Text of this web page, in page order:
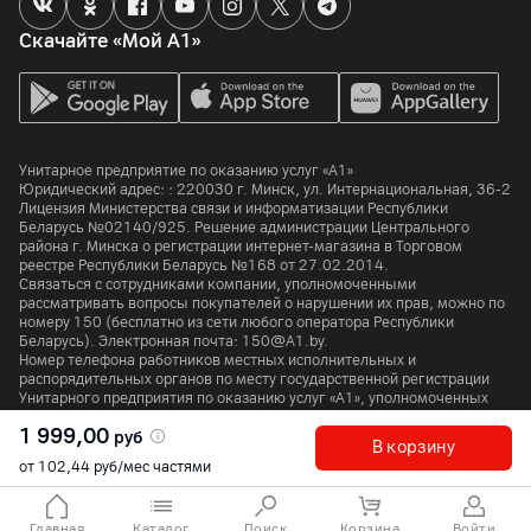
1 999,00 руб
от 102,44 руб/мес частями
В корзину
Количество ядер
5
Графический ускоритель
4‑ядерный графический процессор
2 ядра производительности, 3 ядра эффективности;
16‑ядерная система Neural Engine
Аккумулятор
Тип аккумулятора
Li-pol
Емкость аккумулятора
28.93мАч
Корпус
Цвет
Скачайте «Мой А1»
Унитарное предприятие по оказанию услуг «А1»
Юридический адрес: : 220030 г. Минск, ул. Интернациональная, 36-2
Лицензия Министерства связи и информатизации Республики
Беларусь №02140/925. Решение администрации Центрального
района г. Минска о регистрации интернет-магазина в Торговом
реестре Республики Беларусь №168 от 27.02.2014.
Связаться с сотрудниками компании, уполномоченными
рассматривать вопросы покупателей о нарушении их прав, можно по
номеру 150 (бесплатно из сети любого оператора Республики
Беларусь). Электронная почта: 150@A1.by.
Номер телефона работников местных исполнительных и
распорядительных органов по месту государственной регистрации
Унитарного предприятия по оказанию услуг «А1», уполномоченных
© 2026 Унитарное предприятие «А1». Все права защищены.
A1 Austria
A1 Croatia A1 Bulgaria A1 Macedonia A1 Slovenia